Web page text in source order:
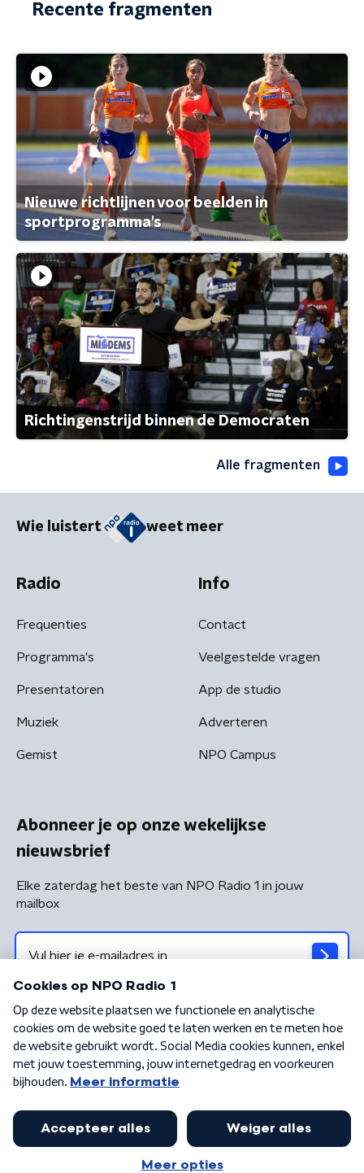
Recente fragmenten
Nieuwe richtlijnen voor beelden in
sportprogramma's
Richtingenstrijd binnen de Democraten
Alle fragmenten
Wie luistert weet meer
Radio
Frequenties
Programma's
Presentatoren
Muziek
Gemist
Info
Contact
Veelgestelde vragen
App de studio
Adverteren
NPO Campus
Abonneer je op onze wekelijkse
nieuwsbrief
Elke zaterdag het beste van NPO Radio 1 in jouw
mailbox
Algemene voorwaarden